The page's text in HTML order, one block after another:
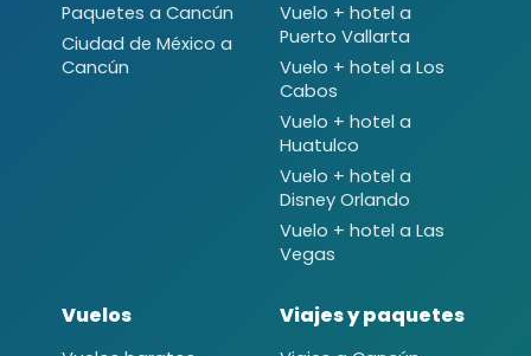
Paquetes a Cancún
Ciudad de México a
Cancún
Vuelo + hotel a
Puerto Vallarta
Vuelo + hotel a Los
Cabos
Vuelo + hotel a
Huatulco
Vuelo + hotel a
Disney Orlando
Vuelo + hotel a Las
Vegas
Vuelos Viajes y paquetes